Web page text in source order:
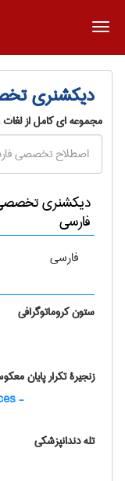
دیکشنری
مجموعه ای کامل از
دیکشنری
فارسی
فارسی
ستون کروماتوگرافی
زنجیرۀ تکرار پایان
- Inverted Terminal Repeat Sequences
تله دندانپزشکی